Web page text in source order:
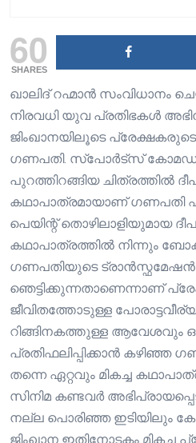
60
SHARES
ഖാലിദ് റഹ്മാൻ സംവിധാനം
നിരവധി യുവ പ്രതിഭകൾ
ജിംഖാനയിലൂടെ
ഗണപതി. സ്പോർട്സ്
പുറത്തിറങ്ങിയ ചിത്രത്തിൽ
കഥാപാത്രമായാണ് ഗണപതി
പെയിന്റ് തൊഴിലാളിയുമായ
കഥാപാത്രത്തിൽ നിന്നും
ഗണപതിയുടെ ട്രാൻസ്ഫമേഷൻ
ഞെട്ടിക്കുന്നതാണെന്നാണ്
ജീവിതത്തോടുള്ള
റിങ്ങിനകത്തുള്ള ആവേശവും
പ്രതിഫലിപ്പിക്കാൻ കഴിഞ്ഞ
തന്നെ ഏറ്റവും മികച്ച
സിനിമ കണ്ടവർ
നല്ല പൊരിഞ്ഞ ഇടിയിലും
ജിംഖാന ഇതിനോടകം മികച്ച